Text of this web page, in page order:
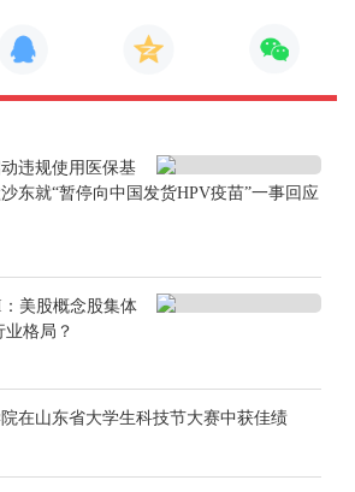
违规使用医保基
东就“暂停向中国发货HPV疫苗”一事回应
美股概念股集体
格局？
在山东省大学生科技节大赛中获佳绩